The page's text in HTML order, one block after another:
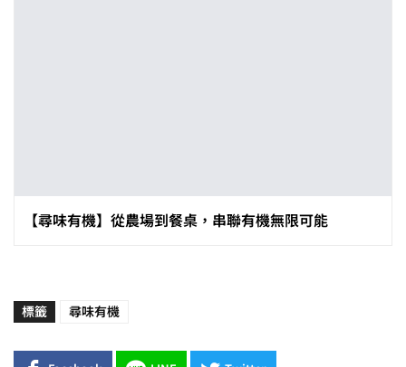
【尋味有機】從農場到餐桌，串聯有機無限可能
標籤 尋味有機